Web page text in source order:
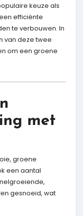
keuze als
efficiënte
te verbouwen. In
van deze twee
om een groene
met
groene
een aantal
gesnoeid, wat